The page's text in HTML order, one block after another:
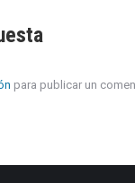
para publicar un